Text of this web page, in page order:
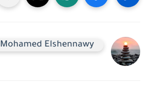
Mohamed Elshennawy